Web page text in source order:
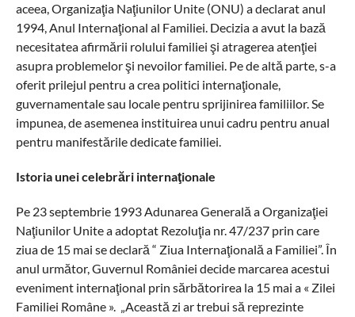
aceea, Organizaţia Naţiunilor Unite (ONU) a declarat anul
1994, Anul Internaţional al Familiei. Decizia a avut la bază
necesitatea afirmării rolului familiei şi atragerea atenţiei
asupra problemelor şi nevoilor familiei. Pe de altă parte, s-a
oferit prilejul pentru a crea politici internaţionale,
guvernamentale sau locale pentru sprijinirea familiilor. Se
impunea, de asemenea instituirea unui cadru pentru anual
pentru manifestările dedicate familiei.
Istoria unei celebrări internaţionale
Pe 23 septembrie 1993 Adunarea Generală a Organizaţiei
Naţiunilor Unite a adoptat Rezoluţia nr. 47/237 prin care
ziua de 15 mai se declară “ Ziua Internaţională a Familiei”. În
anul următor, Guvernul României decide marcarea acestui
eveniment internaţional prin sărbătorirea la 15 mai a « Zilei
Familiei Române ». „Această zi ar trebui să reprezinte